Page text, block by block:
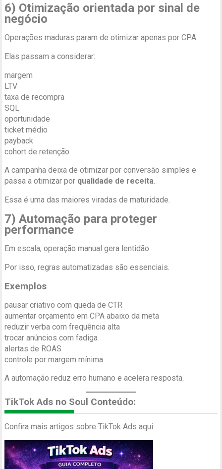
6) Otimização orientada por sinal de
negócio
Operações maduras param de otimizar apenas por CPA.
Elas passam a considerar:
margem
LTV
taxa de recompra
SQL
oportunidade
ticket médio
payback
cohort de retenção
A campanha deixa de otimizar por conversão simples e
passa a otimizar por qualidade de receita.
Essa é uma das maiores viradas de maturidade.
7) Automação para proteger
performance
Em escala, operação manual gera lentidão.
Por isso, regras automatizadas são essenciais.
Exemplos
pausar criativo com queda de CTR
aumentar orçamento em CPA abaixo da meta
reduzir verba com frequência alta
trocar anúncios com fadiga
alertas de ROAS
controle por margem mínima
A automação reduz erro humano e acelera resposta.
TikTok Ads no Soul Conteúdo:
Confira mais artigos sobre TikTok Ads aqui: